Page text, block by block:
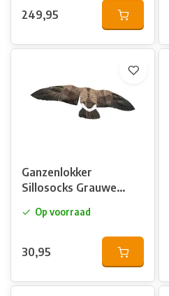
249,95
Ganzenlokker
Sillosocks Grauwe
Op voorraad
30,95